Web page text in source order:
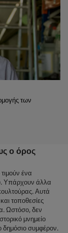
των
ο όρος
ένα
Υπάρχουν άλλα
Αυτά
τοποθεσίες
Ωστόσο, δεν
μνημείο
δημόσιο συμφέρον.